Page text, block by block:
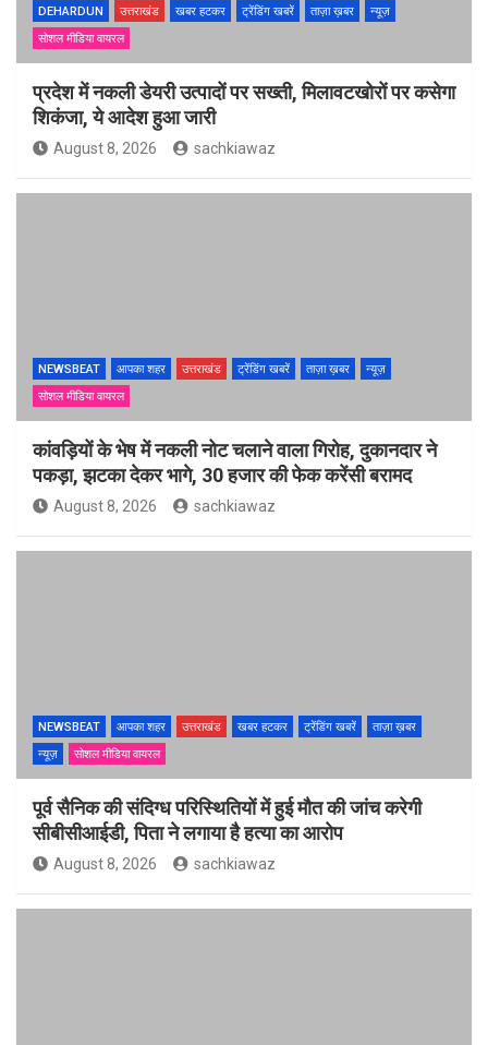
DEHARDUN उत्तराखंड खबर हटकर ट्रेंडिंग खबरें ताज़ा ख़बर
न्यूज़
सोशल मीडिया वायरल
प्रदेश में नकली डेयरी उत्पादों पर सख्ती, मिलावटखोरों पर कसेगा
शिकंजा, ये आदेश हुआ जारी
August 8, 2026 sachkiawaz
NEWSBEAT आपका शहर उत्तराखंड ट्रेंडिंग खबरें ताज़ा ख़बर
न्यूज़
सोशल मीडिया वायरल
कांवड़ियों के भेष में नकली नोट चलाने वाला गिरोह, दुकानदार ने
पकड़ा, झटका देकर भागे, 30 हजार की फेक करेंसी बरामद
August 8, 2026 sachkiawaz
NEWSBEAT आपका शहर उत्तराखंड खबर हटकर ट्रेंडिंग खबरें
ताज़ा ख़बर
न्यूज़
सोशल मीडिया वायरल
पूर्व सैनिक की संदिग्ध परिस्थितियों में हुई मौत की जांच करेगी
सीबीसीआईडी, पिता ने लगाया है हत्या का आरोप
August 8, 2026 sachkiawaz